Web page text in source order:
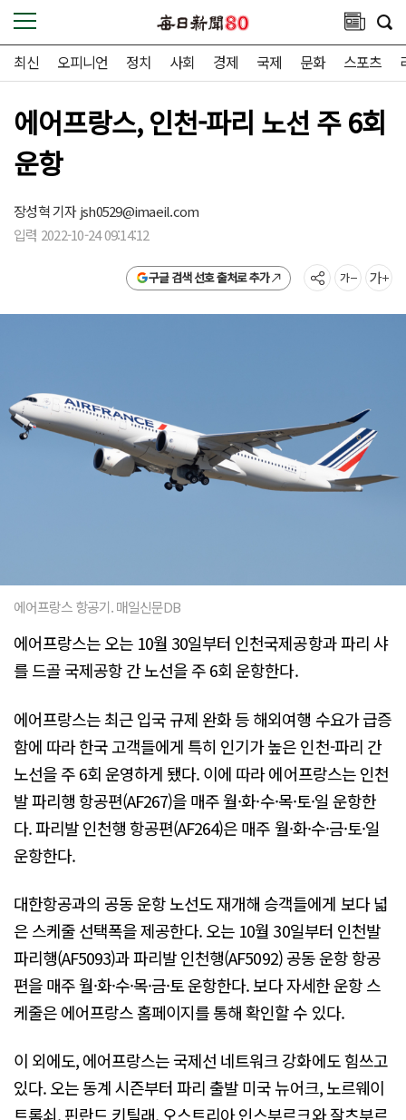
최신 오피니언 정치 사회 경제 국제 문화 스포츠
에어프랑스, 인천-파리 노선 주 6회
운항
장성혁 기자jsh0529@imaeil.com
입력 2022-10-24 09:14:12
구글 검색 선호 출처로 추가
에어프랑스 항공기. 매일신문DB
에어프랑스는 오는 10월 30일부터 인천국제공항과 파리 샤
를 드골 국제공항 간 노선을 주 6회 운항한다.
에어프랑스는 최근 입국 규제 완화 등 해외여행 수요가 급증
함에 따라 한국 고객들에게 특히 인기가 높은 인천-파리 간
노선을 주 6회 운영하게 됐다. 이에 따라 에어프랑스는 인천
발 파리행 항공편(AF267)을 매주 월·화·수·목·토·일 운항한
다. 파리발 인천행 항공편(AF264)은 매주 월·화·수·금·토·일
운항한다.
대한항공과의 공동 운항 노선도 재개해 승객들에게 보다 넓
은 스케줄 선택폭을 제공한다. 오는 10월 30일부터 인천발
파리행(AF5093)과 파리발 인천행(AF5092) 공동 운항 항공
편을 매주 월·화·수·목·금·토 운항한다. 보다 자세한 운항 스
케줄은 에어프랑스 홈페이지를 통해 확인할 수 있다.
이 외에도, 에어프랑스는 국제선 네트워크 강화에도 힘쓰고
있다. 오는 동계 시즌부터 파리 출발 미국 뉴어크, 노르웨이
트롬쇠, 핀란드 키틸래, 오스트리아 인스부르크와 잘츠부르